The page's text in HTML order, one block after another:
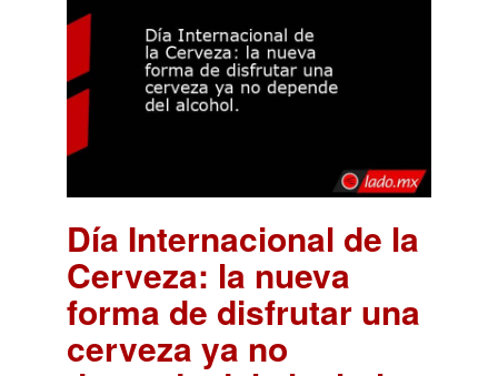
Día Internacional de la
Cerveza: la nueva
forma de disfrutar una
cerveza ya no